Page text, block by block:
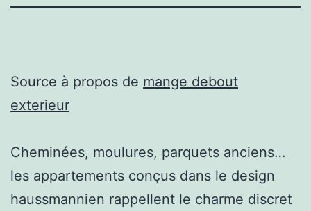
Source à propos de mange debout
exterieur
Cheminées, moulures, parquets anciens…
les appartements conçus dans le design
haussmannien rappellent le charme discret